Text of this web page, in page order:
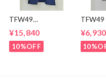
TFW49
CONBINATION
OPEN COLLAR
SHIRTS
¥15,840
10%OFF
TFW49
POLO
¥6,930